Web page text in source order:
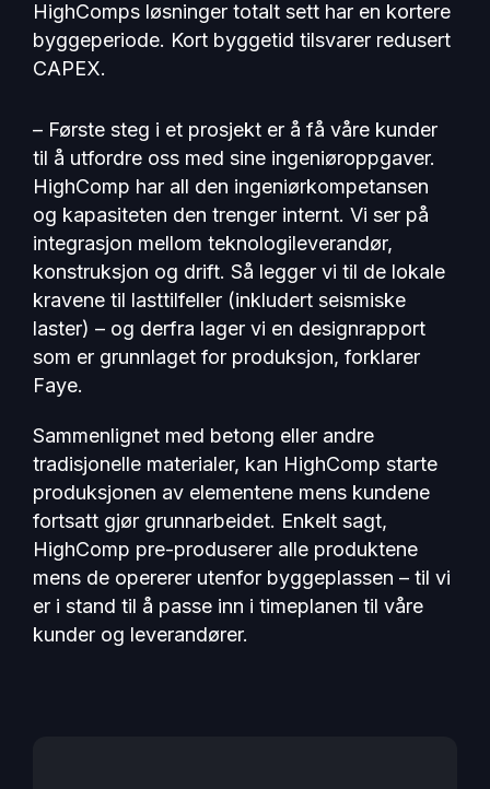
HighComps løsninger totalt sett har en kortere
byggeperiode. Kort byggetid tilsvarer redusert
CAPEX.
– Første steg i et prosjekt er å få våre kunder
til å utfordre oss med sine ingeniøroppgaver.
HighComp har all den ingeniørkompetansen
og kapasiteten den trenger internt. Vi ser på
integrasjon mellom teknologileverandør,
konstruksjon og drift. Så legger vi til de lokale
kravene til lasttilfeller (inkludert seismiske
laster) – og derfra lager vi en designrapport
som er grunnlaget for produksjon, forklarer
Faye.
Sammenlignet med betong eller andre
tradisjonelle materialer, kan HighComp starte
produksjonen av elementene mens kundene
fortsatt gjør grunnarbeidet. Enkelt sagt,
HighComp pre-produserer alle produktene
mens de opererer utenfor byggeplassen – til vi
er i stand til å passe inn i timeplanen til våre
kunder og leverandører.